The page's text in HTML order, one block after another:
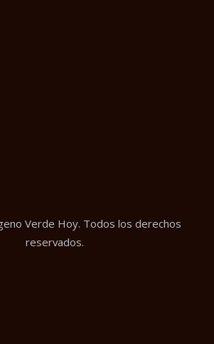
Verde Hoy. Todos los derechos
reservados.